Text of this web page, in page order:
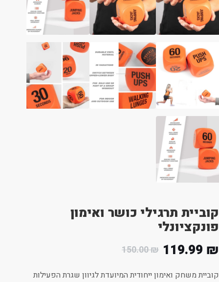
קוביית תרגילי כושר ואימון
פונקציונלי
150.00₪ 119.99 ₪
קוביית משחק ואימון ייחודית המיועדת לגיוון שגרת הפעילות